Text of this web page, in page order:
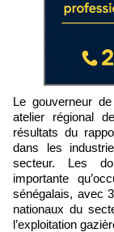
Le gouverneur de Saint-Louis, Al Hassan Sall, a présidé un
atelier régional
résultats du
dans les
secteur. Les
importante
sénégalais, avec
nationaux du
l’exploitation